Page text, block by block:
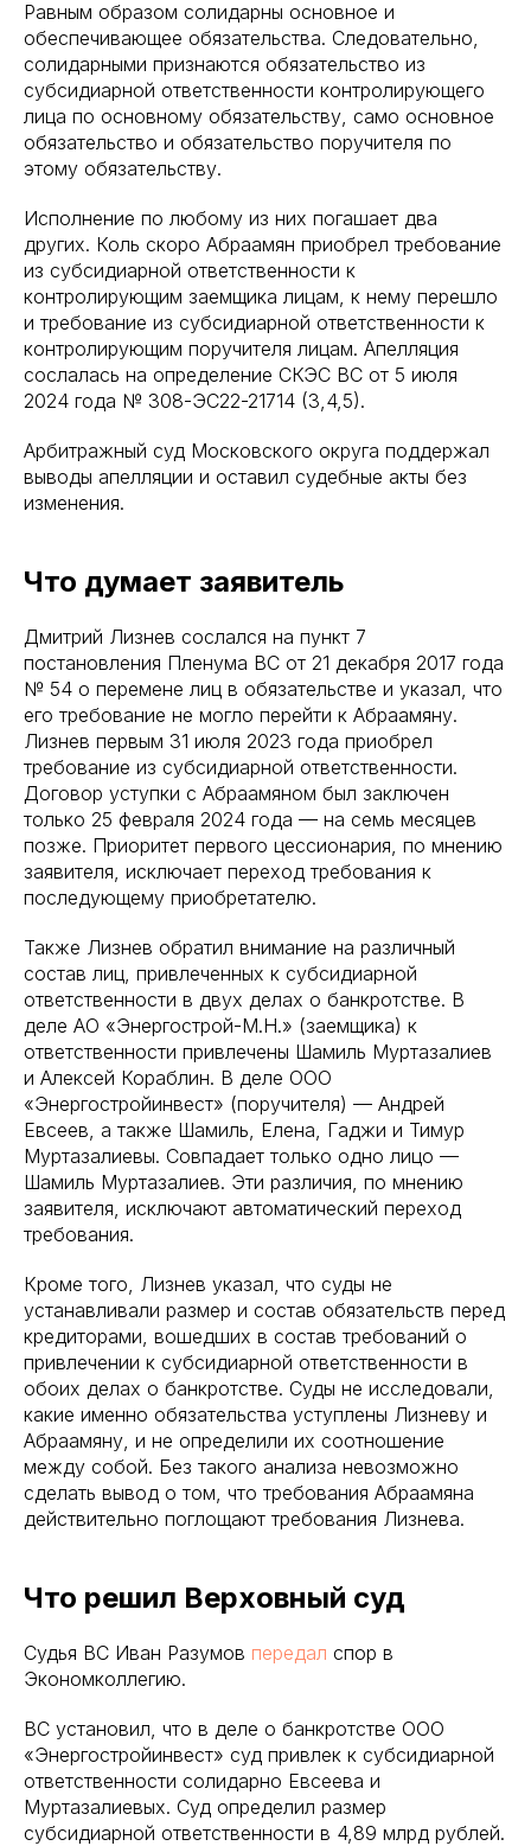
Равным образом солидарны основное и
обеспечивающее обязательства. Следовательно,
солидарными признаются обязательство из
субсидиарной ответственности контролирующего
лица по основному обязательству, само основное
обязательство и обязательство поручителя по
этому обязательству.
Исполнение по любому из них погашает два
других. Коль скоро Абраамян приобрел требование
из субсидиарной ответственности к
контролирующим заемщика лицам, к нему перешло
и требование из субсидиарной ответственности к
контролирующим поручителя лицам. Апелляция
сослалась на определение СКЭС ВС от 5 июля
2024 года № 308-ЭС22-21714 (3,4,5).
Арбитражный суд Московского округа поддержал
выводы апелляции и оставил судебные акты без
изменения.
Что думает заявитель
Дмитрий Лизнев сослался на пункт 7
постановления Пленума ВС от 21 декабря 2017 года
№ 54 о перемене лиц в обязательстве и указал, что
его требование не могло перейти к Абраамяну.
Лизнев первым 31 июля 2023 года приобрел
требование из субсидиарной ответственности.
Договор уступки с Абраамяном был заключен
только 25 февраля 2024 года — на семь месяцев
позже. Приоритет первого цессионария, по мнению
заявителя, исключает переход требования к
последующему приобретателю.
Также Лизнев обратил внимание на различный
состав лиц, привлеченных к субсидиарной
ответственности в двух делах о банкротстве. В
деле АО «Энергострой-М.Н.» (заемщика) к
ответственности привлечены Шамиль Муртазалиев
и Алексей Кораблин. В деле ООО
«Энергостройинвест» (поручителя) — Андрей
Евсеев, а также Шамиль, Елена, Гаджи и Тимур
Муртазалиевы. Совпадает только одно лицо —
Шамиль Муртазалиев. Эти различия, по мнению
заявителя, исключают автоматический переход
требования.
Кроме того, Лизнев указал, что суды не
устанавливали размер и состав обязательств перед
кредиторами, вошедших в состав требований о
привлечении к субсидиарной ответственности в
обоих делах о банкротстве. Суды не исследовали,
какие именно обязательства уступлены Лизневу и
Абраамяну, и не определили их соотношение
между собой. Без такого анализа невозможно
сделать вывод о том, что требования Абраамяна
действительно поглощают требования Лизнева.
Что решил Верховный суд
Судья ВС Иван Разумов передал спор в
Экономколлегию.
ВС установил, что в деле о банкротстве ООО
«Энергостройинвест» суд привлек к субсидиарной
ответственности солидарно Евсеева и
Муртазалиевых. Суд определил размер
субсидиарной ответственности в 4,89 млрд рублей.